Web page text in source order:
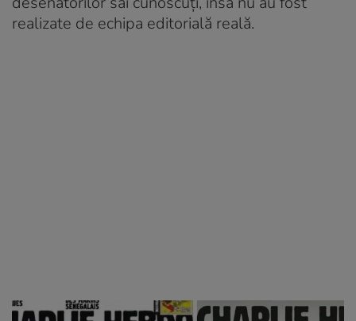
realizate de echipa editorială reală.